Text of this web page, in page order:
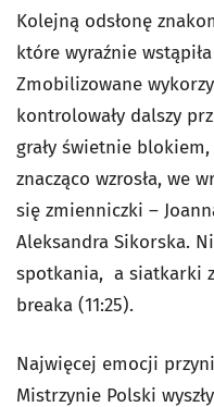
Kolejną odsłonę
które wyraźnie
Zmobilizowane
kontrolowały dalszy
grały świetnie
znacząco wzrosła, we
się zmienniczki –
Aleksandra Sikorska.
spotkania, a siatkarki
breaka (11:25).
Najwięcej emocji
Mistrzynie Polski